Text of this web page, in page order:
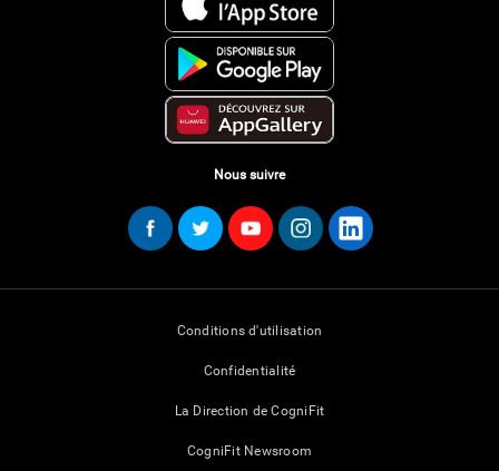
Nous suivre
Conditions d'utilisation
Confidentialité
La Direction de CogniFit
CogniFit Newsroom